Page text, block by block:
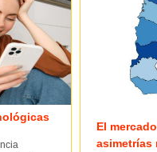
El
asimetrías